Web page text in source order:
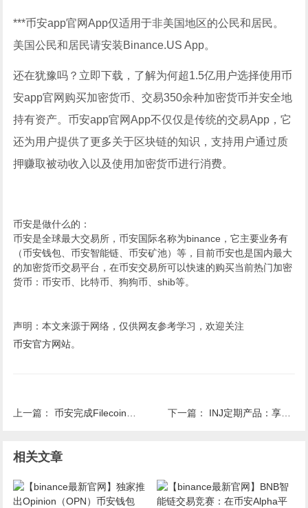
***币安app官网App仅适用于非美国地区的公民和居民。
美国公民和居民请安装Binance.US App。
还在犹豫吗？立即下载，了解为何超1.5亿用户选择使用币
安app官网购买加密货币、交易350余种加密货币并安全地
持有资产。币安app官网App不仅仅是传统的交易App，它
还为用户提供了更多关于区块链的知识，支持用户通过质
押赚取被动收入以及使用加密货币进行消费。
币安是做什么的：
币安是全球最大交易所，币安国际名称为binance，它主要业务有
（币安钱包、币安智能链、币安矿池）等，目前币安也是国内最大
的加密货币交易平台，在币安交易所可以快速的购买当前热门加密
货币：币安币、比特币、狗狗币、shib等。
声明：本文来源于网络，仅供网友参考学习，欢迎关注
币安官方网站。
上一篇：币安完成Filecoin（FIL）于FILEVM网络集成，并开放充值业务 下一篇： INJ定期产品：享最高19.9%年化收益率
相关文章